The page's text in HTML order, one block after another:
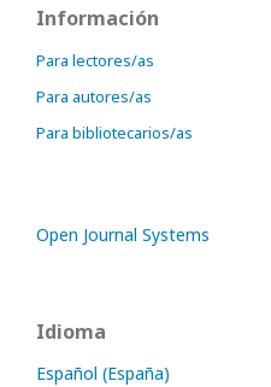
Información
Para lectores/as
Para autores/as
Para bibliotecarios/as
Open Journal Systems
Idioma
Español (España)